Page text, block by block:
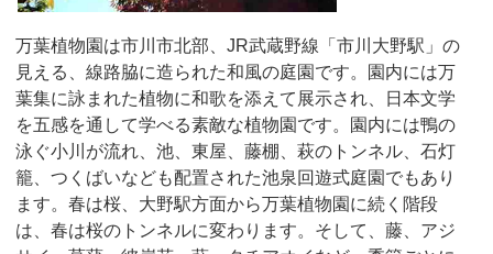
万葉植物園は市川市北部、JR武蔵野線「市川大野駅」の
見える、線路脇に造られた和風の庭園です。園内には万
葉集に詠まれた植物に和歌を添えて展示され、日本文学
を五感を通して学べる素敵な植物園です。園内には鴨の
泳ぐ小川が流れ、池、東屋、藤棚、萩のトンネル、石灯
籠、つくばいなども配置された池泉回遊式庭園でもあり
ます。春は桜、大野駅方面から万葉植物園に続く階段
は、春は桜のトンネルに変わります。そして、藤、アジ